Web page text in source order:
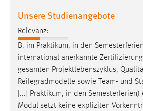
Unsere Studienangebote
Relevanz:
B. im Praktikum, in den
international anerkannte Zertifizierung
gesamten Projekt­lebenszyklus,
Reifegradmodelle sowie Team- und
[...] Praktikum, in den
Modul setzt keine expliziten